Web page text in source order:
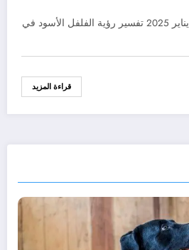
[ad_1] بيت تفسير الحلم 5 يناير 2025 تفسير رؤية الفلفل الأسود في
قراءة المزيد